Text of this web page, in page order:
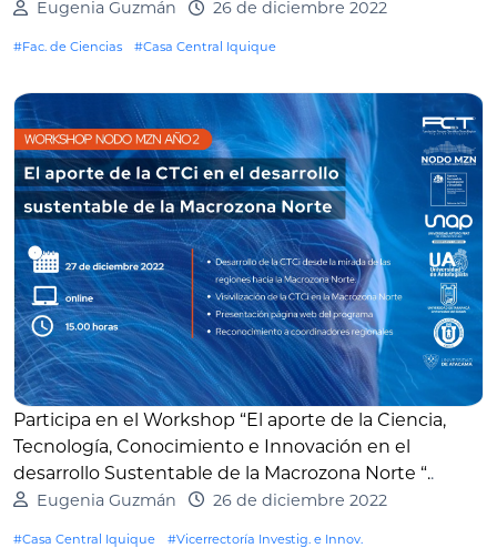
Eugenia Guzmán 26 de diciembre 2022
#Fac. de Ciencias #Casa Central Iquique
Participa en el Workshop “El aporte de la Ciencia,
Tecnología, Conocimiento e Innovación en el
desarrollo Sustentable de la Macrozona Norte “..
Eugenia Guzmán 26 de diciembre 2022
#Casa Central Iquique #Vicerrectoría Investig. e Innov.